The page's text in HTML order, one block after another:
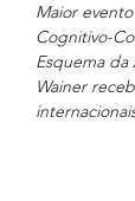
Maior
Cognitivo-
Esquema
Wainer